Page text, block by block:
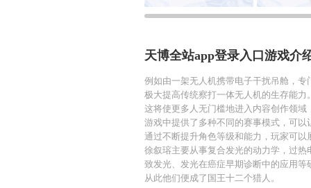
天博全站app登录入口游戏介
例如由一架无人机携带电子干扰吊舱，
极大提高传统察打一体无人机的生存能力
这将使更多人无门槛地进入内容创作领域
游戏中提供了多种不同的赛事模式，可
通过不断提升角色等级和能力，玩家可
徐叙瑢主要从事复合发光的动力学，过
致发光、发光在癌症早期诊断中的应用等
从此他们便成了国王十二个猎人。